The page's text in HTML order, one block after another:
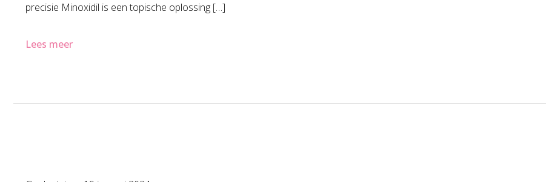
precisie Minoxidil is een topische oplossing […]
Lees meer